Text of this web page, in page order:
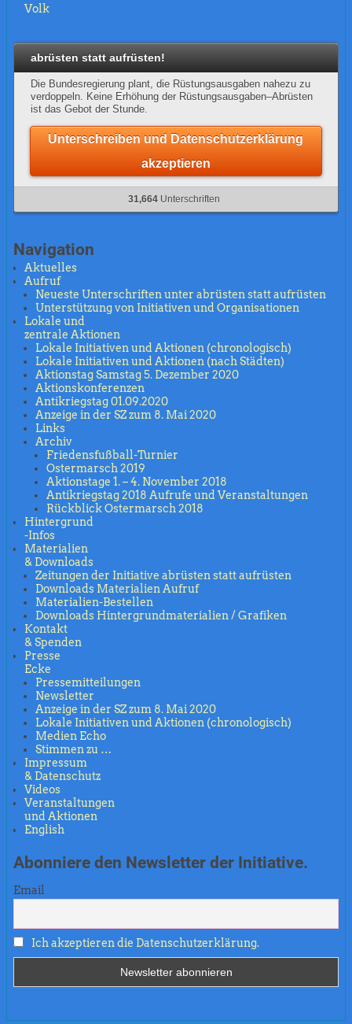
Volk
abrüsten statt aufrüsten!
Die Bundesregierung plant, die Rüstungsausgaben nahezu zu
verdoppeln. Keine Erhöhung der Rüstungsausgaben–Abrüsten
ist das Gebot der Stunde.
Unterschreiben und Datenschutzerklärung
akzeptieren
31,664 Unterschriften
Navigation
Aktuelles
Aufruf
Neueste Unterschriften unter abrüsten statt aufrüsten
Unterstützung von Initiativen und Organisationen
Lokale und
zentrale Aktionen
Lokale Initiativen und Aktionen (chronologisch)
Lokale Initiativen und Aktionen (nach Städten)
Aktionstag Samstag 5. Dezember 2020
Aktionskonferenzen
Antikriegstag 01.09.2020
Anzeige in der SZ zum 8. Mai 2020
Links
Archiv
Friedensfußball-Turnier
Ostermarsch 2019
Aktionstage 1. – 4. November 2018
Antikriegstag 2018 Aufrufe und Veranstaltungen
Rückblick Ostermarsch 2018
Hintergrund
-Infos
Materialien
& Downloads
Zeitungen der Initiative abrüsten statt aufrüsten
Downloads Materialien Aufruf
Materialien-Bestellen
Downloads Hintergrundmaterialien / Grafiken
Kontakt
& Spenden
Presse
Ecke
Pressemitteilungen
Newsletter
Anzeige in der SZ zum 8. Mai 2020
Lokale Initiativen und Aktionen (chronologisch)
Medien Echo
Stimmen zu …
Impressum
& Datenschutz
Videos
Veranstaltungen
und Aktionen
English
Abonniere den Newsletter der Initiative.
Email
Ich akzeptieren die Datenschutzerklärung.